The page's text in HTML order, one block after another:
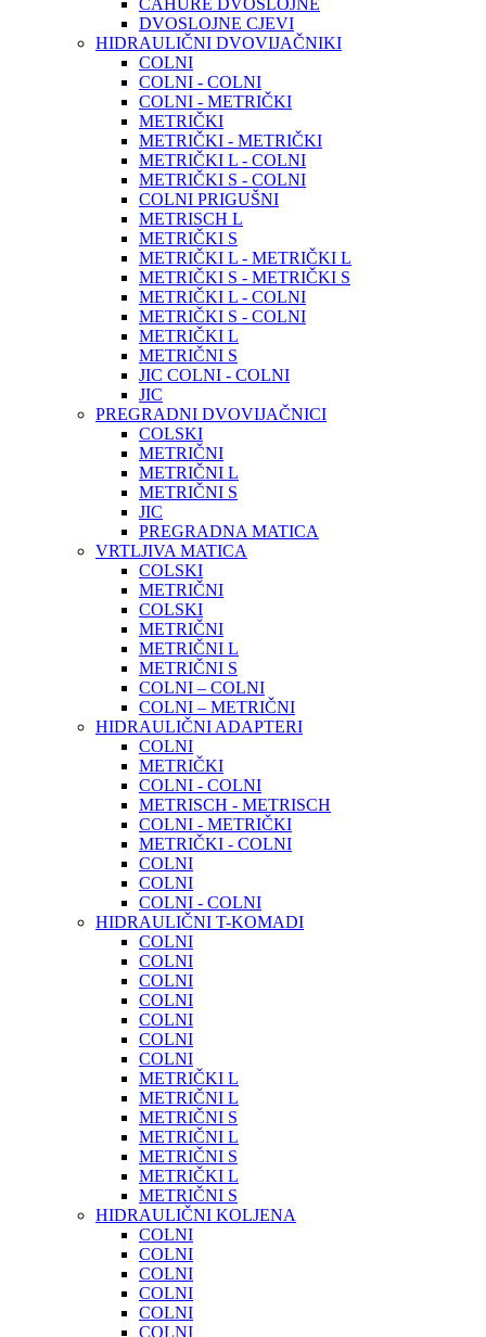
ČAHURE DVOSLOJNE
DVOSLOJNE CJEVI
HIDRAULIČNI DVOVIJAČNIKI
COLNI
COLNI - COLNI
COLNI - METRIČKI
METRIČKI
METRIČKI - METRIČKI
METRIČKI L - COLNI
METRIČKI S - COLNI
COLNI PRIGUŠNI
METRISCH L
METRIČKI S
METRIČKI L - METRIČKI L
METRIČKI S - METRIČKI S
METRIČKI L - COLNI
METRIČKI S - COLNI
METRIČKI L
METRIČNI S
JIC COLNI - COLNI
JIC
PREGRADNI DVOVIJAČNICI
COLSKI
METRIČNI
METRIČNI L
METRIČNI S
JIC
PREGRADNA MATICA
VRTLJIVA MATICA
COLSKI
METRIČNI
COLSKI
METRIČNI
METRIČNI L
METRIČNI S
COLNI – COLNI
COLNI – METRIČNI
HIDRAULIČNI ADAPTERI
COLNI
METRIČKI
COLNI - COLNI
METRISCH - METRISCH
COLNI - METRIČKI
METRIČKI - COLNI
COLNI
COLNI
COLNI - COLNI
HIDRAULIČNI T-KOMADI
COLNI
COLNI
COLNI
COLNI
COLNI
COLNI
COLNI
METRIČKI L
METRIČNI L
METRIČNI S
METRIČNI L
METRIČNI S
METRIČKI L
METRIČNI S
HIDRAULIČNI KOLJENA
COLNI
COLNI
COLNI
COLNI
COLNI
COLNI